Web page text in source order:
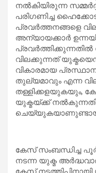
നല്‍കിയിരുന്ന
പരിഗണിച്ച
പ്രവര്‍ത്തനങ്ങളെ
അന്യായക്കാര്‍
വിലക്കുന്നത്
വികാരമായ
തുല്യമാവും എന്ന
തള്ളിക്കളയുകയും,
യുക്മയ്ക്ക്
കേസ് സംബന്ധിച്ച
നടന്ന യുക്മ